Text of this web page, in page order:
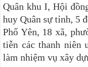
Quân khuI, Hội
huy Quân sự tỉnh, 5
Phổ Yên, 18 xã,
tiễn các thanh niên
làm nhiệm vụ xây